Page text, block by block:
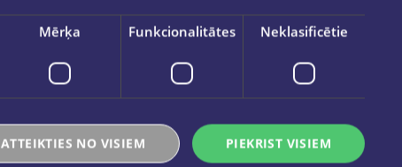
Mērķa Funkcionalitātes Neklasificētie
PIEKRIST VISIEM
ATTEIKTIES NO VISIEM